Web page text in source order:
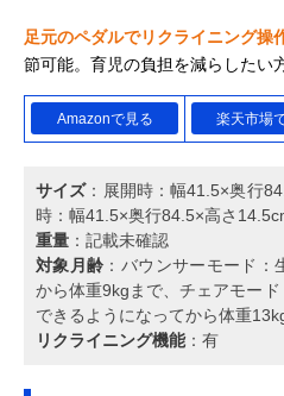
足元のペダルでリクライニング操
節可能。育児の負担を減らしたい
Amazonで見る 楽天市場
サイズ：展開時：幅41.5×奥行
時：幅41.5×奥行84.5×高さ
重量 ：記載未確認
対象月齢 ：バウンサーモード：
から体重9kgまで、チェアモー
できるようになってから体重
リクライニング機能：有